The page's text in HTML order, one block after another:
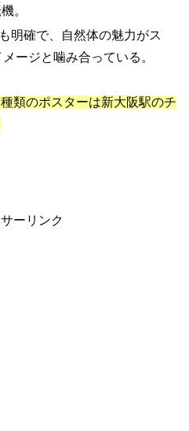
。
明確で、自然体の魅力がス
ージと噛み合っている。
類のポスターは新大阪駅のチ
ーリンク